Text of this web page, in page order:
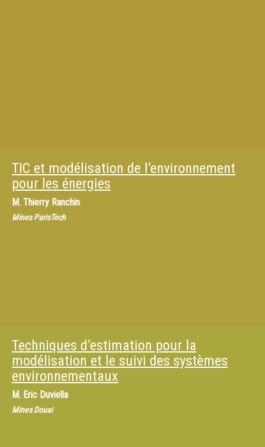
TIC et modélisation de l’environnement
pour les énergies
M. Thierry Ranchin
Mines ParisTech
Techniques d’estimation pour la
modélisation et le suivi des systèmes
environnementaux
M. Eric Duviella
Mines Douai